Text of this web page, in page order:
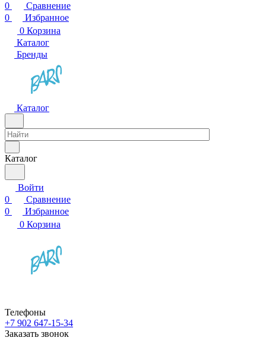
0
Сравнение
0
Избранное
0 Корзина
Каталог
Бренды
Каталог
Каталог
Войти
0
Сравнение
0
Избранное
0 Корзина
Телефоны
+7 902 647-15-34
Заказать звонок